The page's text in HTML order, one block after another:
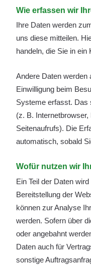
Wie erfassen wir
Ihre Daten werden
uns diese mitteilen.
handeln, die Sie in ein
Andere Daten werden
Einwilligung beim
Systeme erfasst. Das
(z. B.
Seitenaufrufs). Die
automatisch, sobald
Wofür nutzen wir
Ein Teil der Daten
Bereitstellung der
können zur Analyse
werden. Sofern über
oder angebahnt
Daten auch für
sonstige